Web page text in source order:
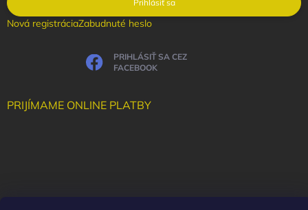
Prihlásiť sa
Nová registráciaZabudnuté heslo
PRIHLÁSIŤ SA CEZ
FACEBOOK
PRIJÍMAME ONLINE PLATBY